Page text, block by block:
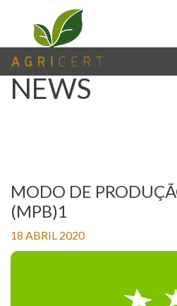
HOME(CURRENT)
AGRICERT
NEWS
MODO DE
(MPB)1
18 ABRIL 2020